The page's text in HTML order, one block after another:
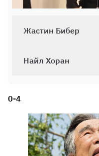
Жастин Бибер
Найл Хоран
0-4